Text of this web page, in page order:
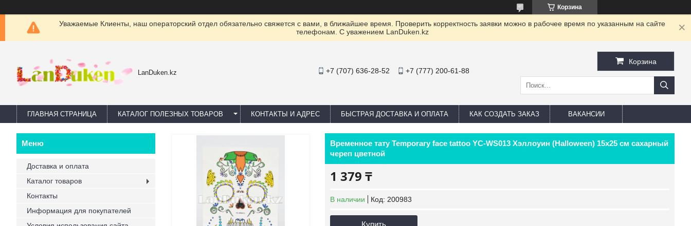
Корзина
Уважаемые Клиенты, наш операторский отдел обязательно свяжется с вами, в ближайшее время. Проверить корректность заявки можно в рабочее время по указанным на сайте
телефонам. С уважением LanDuken.kz
LanDuken.kz +7 (707) 636-28-52 +7 (777) 200-61-88
Корзина
ГЛАВНАЯ СТРАНИЦА КАТАЛОГ ПОЛЕЗНЫХ ТОВАРОВ КОНТАКТЫ И АДРЕС БЫСТРАЯ ДОСТАВКА И ОПЛАТА КАК СОЗДАТЬ ЗАКАЗ ВАКАНСИИ
Временное тату Temporary face tattoo YC-WS013 Хэллоуин (Halloween) 15х25 см сахарный
череп цветной
1 379 ₸
В наличии Код: 200983
Купить
Доставка и оплата
Каталог товаров
Контакты
Информация для покупателей